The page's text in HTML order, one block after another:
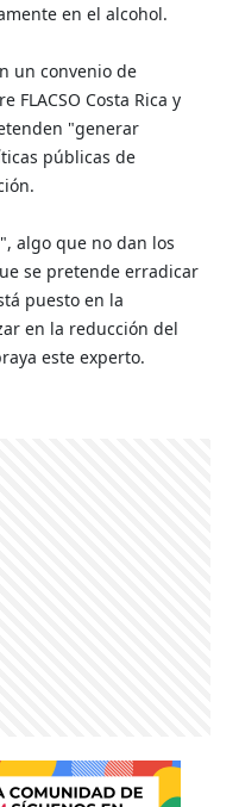
en el alcohol.
un convenio de
FLACSO Costa Rica y
"generar
públicas de
algo que no dan los
se pretende erradicar
puesto en la
en la reducción del
este experto.